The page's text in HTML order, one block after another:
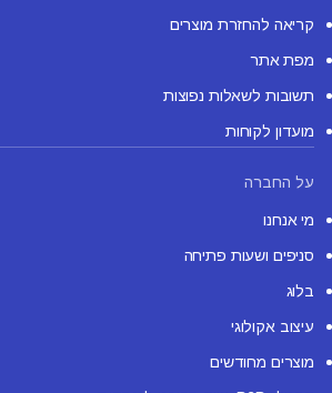
קריאה להחזרת מוצרים
מפת אתר
תשובות לשאלות נפוצות
מועדון לקוחות
על החברה
מי אנחנו
סניפים ושעות פתיחה
בלוג
עיצוב אקולוגי
מוצרים מחודשים